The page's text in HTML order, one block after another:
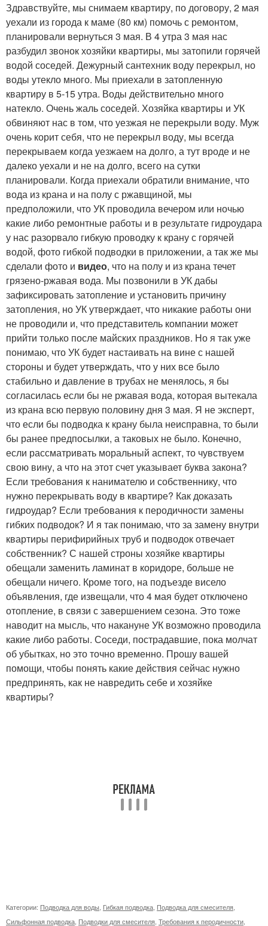
Здравствуйте, мы снимаем квартиру, по договору, 2 мая
уехали из города к маме (80 км) помочь с ремонтом,
планировали вернуться 3 мая. В 4 утра 3 мая нас
разбудил звонок хозяйки квартиры, мы затопили горячей
водой соседей. Дежурный сантехник воду перекрыл, но
воды утекло много. Мы приехали в затопленную
квартиру в 5-15 утра. Воды действительно много
натекло. Очень жаль соседей. Хозяйка квартиры и УК
обвиняют нас в том, что уезжая не перекрыли воду. Муж
очень корит себя, что не перекрыл воду, мы всегда
перекрываем когда уезжаем на долго, а тут вроде и не
далеко уехали и не на долго, всего на сутки
планировали. Когда приехали обратили внимание, что
вода из крана и на полу с ржавщиной, мы
предположили, что УК проводила вечером или ночью
какие либо ремонтные работы и в результате гидроудара
у нас разорвало гибкую проводку к крану с горячей
водой, фото гибкой подводки в приложении, а так же мы
сделали фото и видео, что на полу и из крана течет
грязено-ржавая вода. Мы позвонили в УК дабы
зафиксировать затопление и установить причину
затопления, но УК утверждает, что никакие работы они
не проводили и, что представитель компании может
прийти только после майских праздников. Но я так уже
понимаю, что УК будет настаивать на вине с нашей
стороны и будет утверждать, что у них все было
стабильно и давление в трубах не менялось, я бы
согласилась если бы не ржавая вода, которая вытекала
из крана всю первую половину дня 3 мая. Я не эксперт,
что если бы подводка к крану была неисправна, то были
бы ранее предпосылки, а таковых не было. Конечно,
если рассматривать моральный аспект, то чувствуем
свою вину, а что на этот счет указывает буква закона?
Если требования к нанимателю и собственнику, что
нужно перекрывать воду в квартире? Как доказать
гидроудар? Если требования к перодичности замены
гибких подводок? И я так понимаю, что за замену внутри
квартиры перифирийных труб и подводок отвечает
собственник? С нашей строны хозяйке квартиры
обещали заменить ламинат в коридоре, больше не
обещали ничего. Кроме того, на подъезде висело
объявления, где извещали, что 4 мая будет отключено
отопление, в связи с завершением сезона. Это тоже
наводит на мысль, что накануне УК возможно проводила
какие либо работы. Соседи, пострадавшие, пока молчат
об убытках, но это точно временно. Прошу вашей
помощи, чтобы понять какие действия сейчас нужно
предпринять, как не навредить себе и хозяйке
квартиры?
Категории: Подводка для воды Гибкая подводка Подводка для смесителя
Сильфонная подводка Подводки для смесителя Требования к перодичности